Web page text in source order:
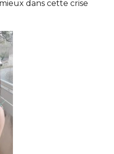
dans cette crise